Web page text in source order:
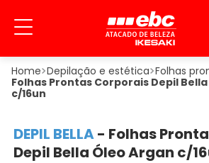
Depilação e estética Folhas
Folhas Prontas Corporais Depil
c/16un
DEPIL BELLA- Folhas
Depil Bella Óleo Argan c/